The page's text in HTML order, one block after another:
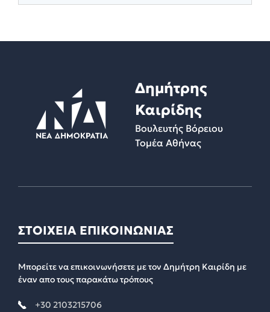
Δημήτρης
Καιρίδης
Βουλευτής Βόρειου
Τομέα Αθήνας
ΣΤΟΙΧΕΙΑ ΕΠΙΚΟΙΝΩΝΙΑΣ
Μπορείτε να επικοινωνήσετε με τον Δημήτρη Καιρίδη με
έναν απο τους παρακάτω τρόπους
+30 2103215706